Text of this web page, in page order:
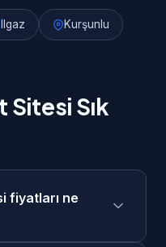
Ilgaz Kurşunlu
Sitesi Sık
fiyatları ne